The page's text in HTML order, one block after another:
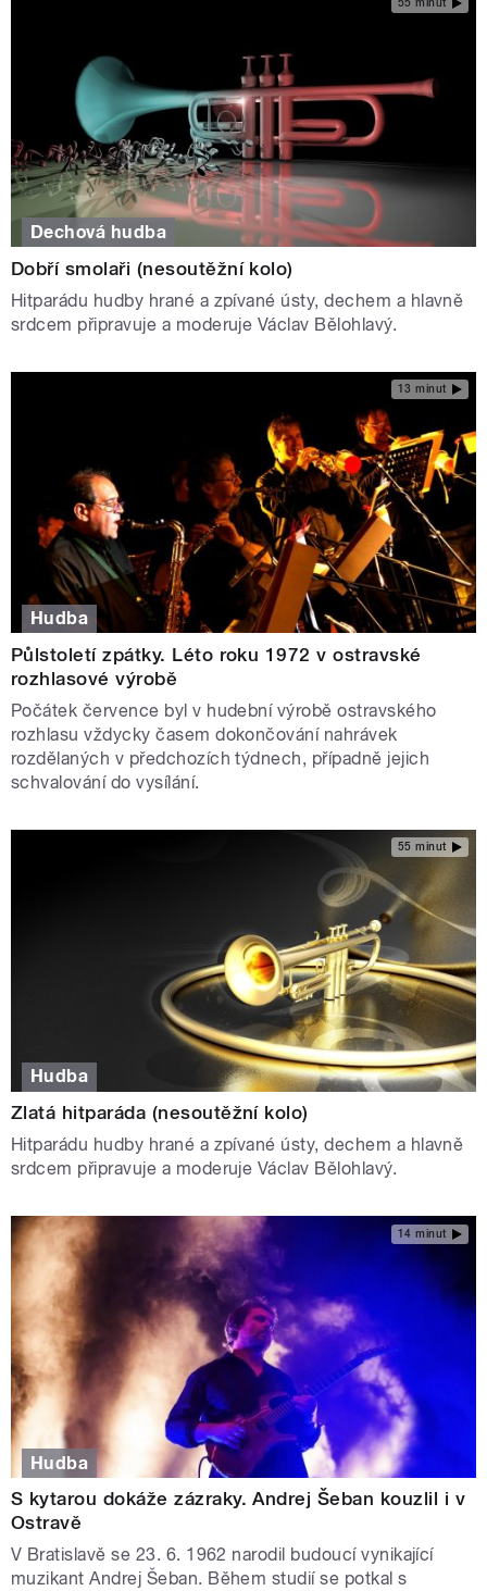
55 minut
Dechová hudba
Dobří smolaři (nesoutěžní kolo)
Hitparádu hudby hrané a zpívané ústy, dechem a hlavně
srdcem připravuje a moderuje Václav Bělohlavý.
13 minut
Hudba
Půlstoletí zpátky. Léto roku 1972 v ostravské
rozhlasové výrobě
Počátek července byl v hudební výrobě ostravského
rozhlasu vždycky časem dokončování nahrávek
rozdělaných v předchozích týdnech, případně jejich
schvalování do vysílání.
55 minut
Hudba
Zlatá hitparáda (nesoutěžní kolo)
Hitparádu hudby hrané a zpívané ústy, dechem a hlavně
srdcem připravuje a moderuje Václav Bělohlavý.
14 minut
Hudba
S kytarou dokáže zázraky. Andrej Šeban kouzlil i v
Ostravě
V Bratislavě se 23. 6. 1962 narodil budoucí vynikající
muzikant Andrej Šeban. Během studií se potkal s